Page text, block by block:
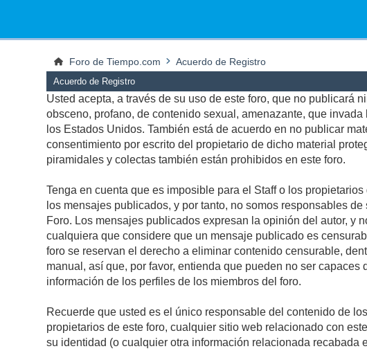
Foro de Tiempo.com Acuerdo de Registro
Acuerdo de Registro
Usted acepta, a través de su uso de este foro, que no publicará
obsceno, profano, de contenido sexual, amenazante, que
los Estados Unidos. También está de acuerdo en no publicar
consentimiento por escrito del propietario de dicho material
piramidales y colectas también están prohibidos en este foro.
Tenga en cuenta que es imposible para el Staff o los
los mensajes publicados, y por tanto, no somos responsables
Foro. Los mensajes publicados expresan la opinión del autor, y
cualquiera que considere que un mensaje publicado es
foro se reservan el derecho a eliminar contenido censurable,
manual, así que, por favor, entienda que pueden no ser
información de los perfiles de los miembros del foro.
Recuerde que usted es el único responsable del contenido de
propietarios de este foro, cualquier sitio web relacionado con
su identidad (o cualquier otra información relacionada